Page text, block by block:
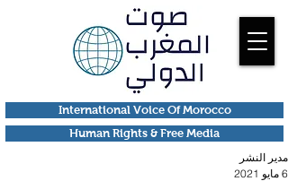
Human Rights & Free Media
International Voice Of Morocco
مدير النشر
6 مايو 2021